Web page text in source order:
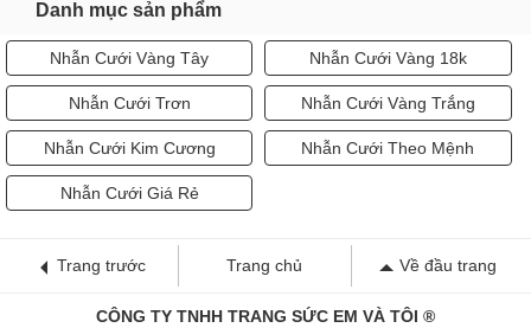
Danh mục sản phẩm
Nhẫn Cưới Vàng Tây Nhẫn Cưới Vàng 18k
Nhẫn Cưới Trơn Nhẫn Cưới Vàng Trắng
Nhẫn Cưới Kim Cương Nhẫn Cưới Theo Mệnh
Nhẫn Cưới Giá Rẻ
Trang trước Trang chủ Về đầu trang
CÔNG TY TNHH TRANG SỨC EM VÀ TÔI ®